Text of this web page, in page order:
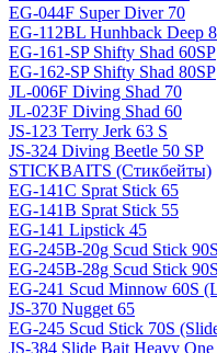
EG-044F Super Diver 70
EG-112BL Hunhback Deep
EG-161-SP Shifty Shad 60SP
EG-162-SP Shifty Shad 80SP
JL-006F Diving Shad 70
JL-023F Diving Shad 60
JS-123 Terry Jerk 63 S
JS-324 Diving Beetle 50 SP
STICKBAITS (Стикбейты)
EG-141C Sprat Stick 65
EG-141B Sprat Stick 55
EG-141 Lipstick 45
EG-245B-20g Scud Stick
EG-245B-28g Scud Stick
EG-241 Scud Minnow 60S
JS-370 Nugget 65
EG-245 Scud Stick 70S
JS-384 Slide Bait Heavy